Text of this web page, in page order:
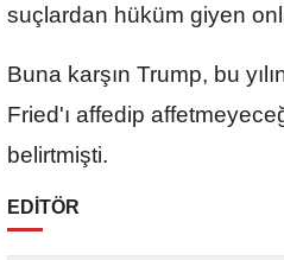
suçlardan hüküm giyen
Buna karşın Trump, bu
Fried'ı affedip
belirtmişti.
EDİTÖR